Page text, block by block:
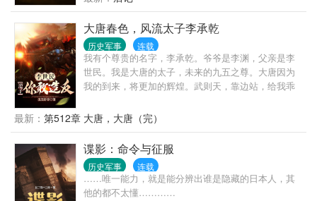
大唐春色，风流太子李承乾
历史军事 连载
我有个尊贵的名字，李承乾。爷爷是李渊，父亲是李
世民。我是大唐的太子，未来的九五之尊。大唐因为
我的到来，将更加的辉煌。武则天，靠边站，给我乖
最新： 第512章 大唐，大唐（完）
谍影：命令与征服
历史军事 连载
……唯一能力，就是能分辨出谁是隐藏的日本人，其
他的都不太懂…………